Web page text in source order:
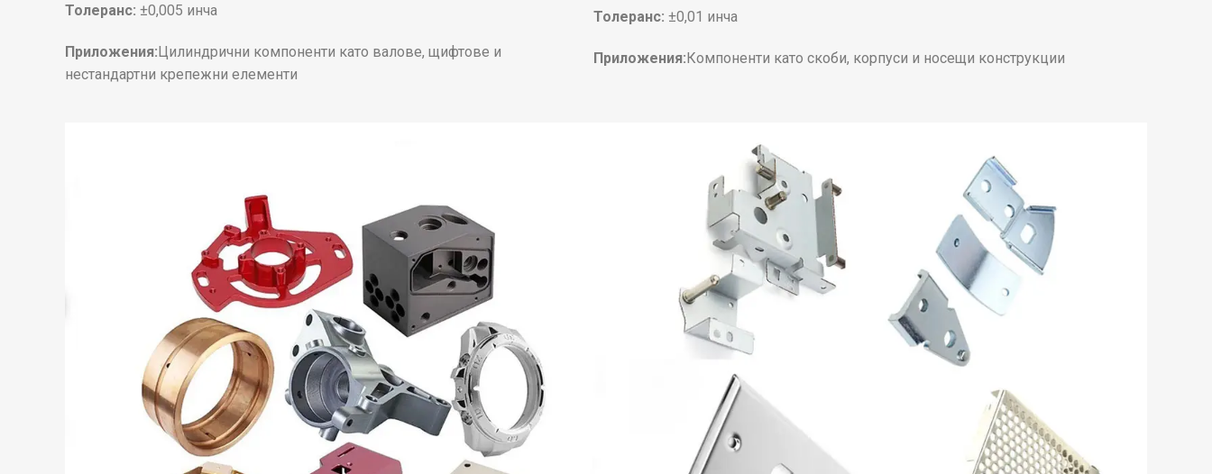
Толеранс: ±0,005 инча
Приложения:Цилиндрични компоненти като валове, щифтове и
нестандартни крепежни елементи
Толеранс: ±0,01 инча
Приложения:Компоненти като скоби, корпуси и носещи конструкции